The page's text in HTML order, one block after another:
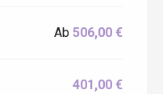
Ab506,00 €
401,00 €